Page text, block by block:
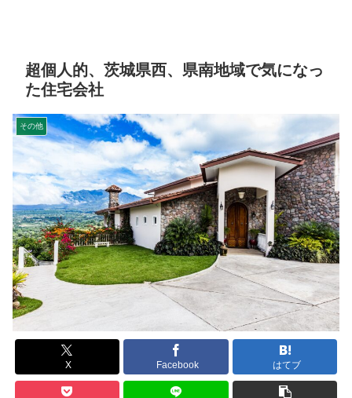
超個人的、茨城県西、県南地域で気になっ
た住宅会社
その他
X Facebook はてブ